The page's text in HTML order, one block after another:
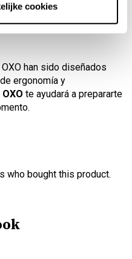
cookies
han sido diseñados
ergonomía y
te ayudará a prepararte
who bought this product.